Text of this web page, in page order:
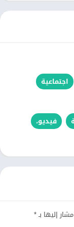
اجتماعية
فيديو،
إليها بـ*